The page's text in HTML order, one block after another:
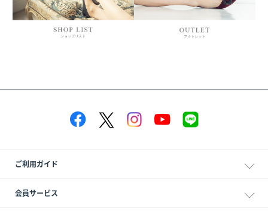
ご利用ガイド
会員サービス